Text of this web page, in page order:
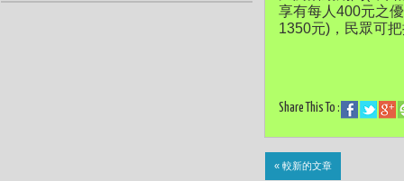
享有每人400元之
1350元)，民眾可
Share This To :
« 較新的文章